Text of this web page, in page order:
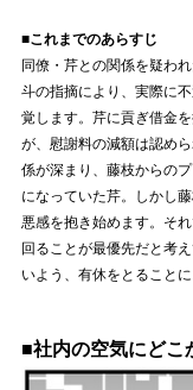
■これまでのあらすじ
同僚・芹との関係を疑わ
斗の指摘により、実際に
覚します。芹に貢ぎ借金
が、慰謝料の減額は認め
係が深まり、藤枝からの
になっていた芹。しかし
悪感を抱き始めます。そ
回ることが最優先だと考
いよう、有休をとることに
■社内の空気にどこ